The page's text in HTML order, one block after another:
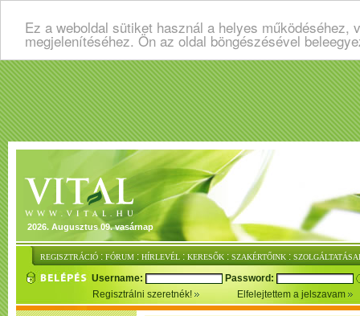
Ez a weboldal sütiket használ a helyes
megjelenítéséhez. Ön az oldal böngészésével
2026. Augusztus 09. vasárnap
REGISZTRÁCIÓ : FÓRUM : HÍRLEVÉL : KERESŐK : SZAKÉRTŐINK :
Username:
Password:
Regisztrálni szeretnék!
Elfelejtettem a jelszavam